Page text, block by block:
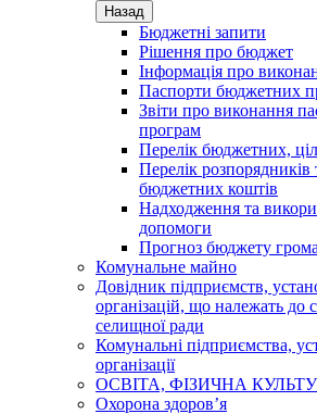
Назад
Бюджетні запити
Рішення про бюджет
Інформація про
Паспорти бюджетних
Звіти про виконання
програм
Перелік бюджетних,
Перелік розпорядників
бюджетних коштів
Надходження та
допомоги
Прогноз бюджету
Комунальне майно
Довідник підприємств,
організацій, що належать до
селищної ради
Комунальні підприємства,
організації
ОСВІТА, ФІЗИЧНА
Охорона здоров’я